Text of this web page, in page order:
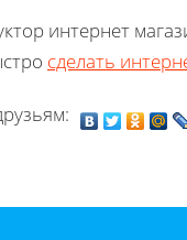
интернет
сделать